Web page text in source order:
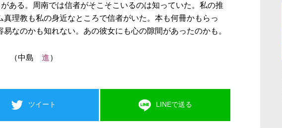
ある。周南では信者がそこそこいるのは知っていた。私の推
理教も私の身近なところで信者がいた。本も何冊かもらっ
なのかも知れない。あの彼女にも心の隙間があったのかも。
（中島 進）
ツイート LINEで送る